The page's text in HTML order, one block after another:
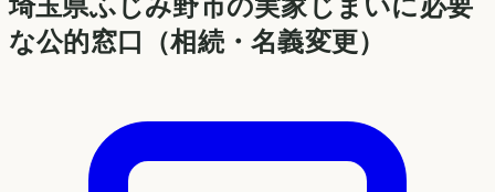
埼玉県ふじみ野市の実家じまいに必要
な公的窓口（相続・名義変更）